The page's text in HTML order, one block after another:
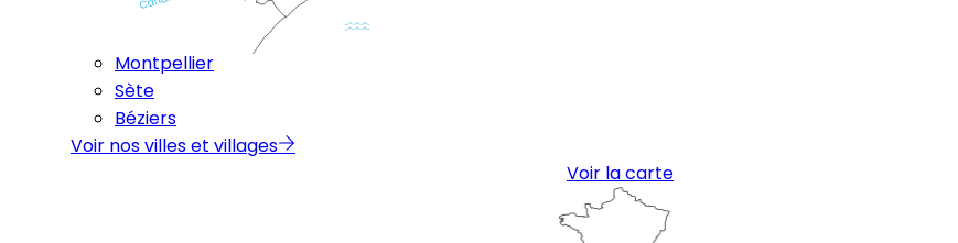
Montpellier
Sète
Béziers
Voir nos villes et villages
Voir la carte